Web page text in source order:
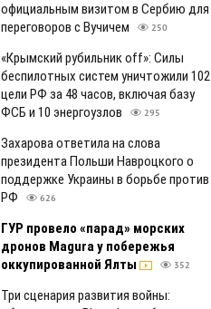
официальным визитом в Сербию для
переговоров с Вучичем
250
«Крымский рубильник off»: Силы
беспилотных систем уничтожили 102
цели РФ за 48 часов, включая базу
ФСБ и 10 энергоузлов
295
Захарова ответила на слова
президента Польши Навроцкого о
поддержке Украины в борьбе против
РФ
626
ГУР провело «парад» морских
дронов Magura у побережья
оккупированной Ялты
352
Три сценария развития войны: